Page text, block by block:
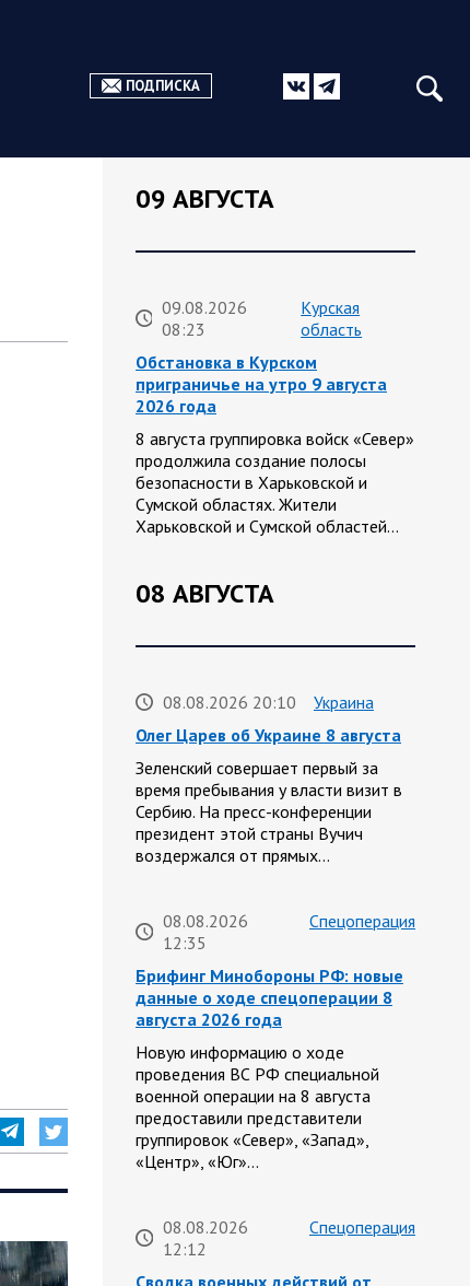
ПОДПИСКА
09 АВГУСТА
09.08.2026
08:23
Курская
область
Обстановка в Курском
приграничье на утро 9 августа
2026 года
8 августа группировка войск «Север»
продолжила создание полосы
безопасности в Харьковской и
Сумской областях. Жители
Харьковской и Сумской областей…
08 АВГУСТА
08.08.2026 20:10
Украина
Олег Царев об Украине 8 августа
Зеленский совершает первый за
время пребывания у власти визит в
Сербию. На пресс-конференции
президент этой страны Вучич
воздержался от прямых…
08.08.2026
12:35
Спецоперация
Брифинг Минобороны РФ: новые
данные о ходе спецоперации 8
августа 2026 года
Новую информацию о ходе
проведения ВС РФ специальной
военной операции на 8 августа
предоставили представители
группировок «Север», «Запад»,
«Центр», «Юг»…
08.08.2026
12:12
Спецоперация